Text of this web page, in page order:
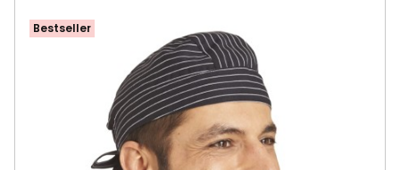
Bestseller